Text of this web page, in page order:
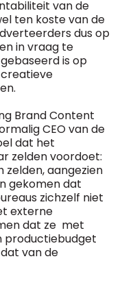
van de
ten koste van de
dus op
in vraag te
is op
Brand Content
CEO van de
dat het
zelden voordoet:
zelden, aangezien
gekomen dat
zichzelf niet
externe
dat ze met
productiebudget
van de